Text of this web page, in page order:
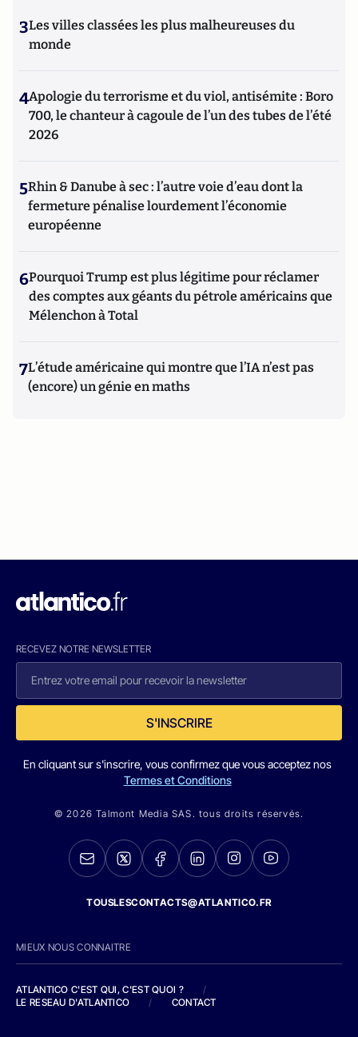
3Les villes classées les plus malheureuses du
monde
4Apologie du terrorisme et du viol, antisémite : Boro
700, le chanteur à cagoule de l’un des tubes de l’été
2026
5Rhin & Danube à sec : l’autre voie d’eau dont la
fermeture pénalise lourdement l’économie
européenne
6Pourquoi Trump est plus légitime pour réclamer
des comptes aux géants du pétrole américains que
Mélenchon à Total
7L’étude américaine qui montre que l’IA n’est pas
(encore) un génie en maths
RECEVEZ NOTRE NEWSLETTER
S'INSCRIRE
En cliquant sur s'inscrire, vous confirmez que vous acceptez nos
Termes et Conditions
© 2026 Talmont Media SAS. tous droits réservés.
TOUSLESCONTACTS@ATLANTICO.FR
MIEUX NOUS CONNAITRE
ATLANTICO C'EST QUI, C'EST QUOI ?
/
LE RESEAU D'ATLANTICO
/ CONTACT